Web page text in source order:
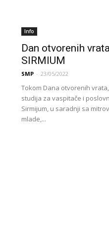
Info
Dan otvorenih
SIRMIUM
SMP - 23/05/2022
Tokom Dana otvorenih
studija za vaspitače i
Sirmijum, u saradnji sa
mlade,...